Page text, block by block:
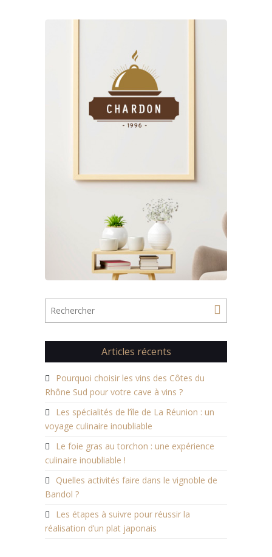
Articles récents
Pourquoi choisir les vins des Côtes du
Rhône Sud pour votre cave à vins ?
Les spécialités de l’île de La Réunion : un
voyage culinaire inoubliable
Le foie gras au torchon : une expérience
culinaire inoubliable !
Quelles activités faire dans le vignoble de
Bandol ?
Les étapes à suivre pour réussir la
réalisation d’un plat japonais